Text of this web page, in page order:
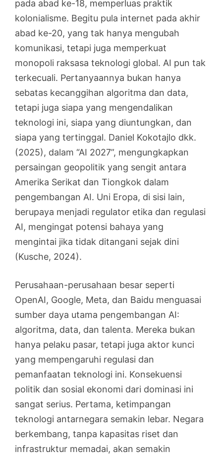
pada abad ke-18, memperluas praktik
kolonialisme. Begitu pula internet pada akhir
abad ke-20, yang tak hanya mengubah
komunikasi, tetapi juga memperkuat
monopoli raksasa teknologi global. AI pun tak
terkecuali. Pertanyaannya bukan hanya
sebatas kecanggihan algoritma dan data,
tetapi juga siapa yang mengendalikan
teknologi ini, siapa yang diuntungkan, dan
siapa yang tertinggal. Daniel Kokotajlo dkk.
(2025), dalam “AI 2027”, mengungkapkan
persaingan geopolitik yang sengit antara
Amerika Serikat dan Tiongkok dalam
pengembangan AI. Uni Eropa, di sisi lain,
berupaya menjadi regulator etika dan regulasi
AI, mengingat potensi bahaya yang
mengintai jika tidak ditangani sejak dini
(Kusche, 2024).
Perusahaan-perusahaan besar seperti
OpenAI, Google, Meta, dan Baidu menguasai
sumber daya utama pengembangan AI:
algoritma, data, dan talenta. Mereka bukan
hanya pelaku pasar, tetapi juga aktor kunci
yang mempengaruhi regulasi dan
pemanfaatan teknologi ini. Konsekuensi
politik dan sosial ekonomi dari dominasi ini
sangat serius. Pertama, ketimpangan
teknologi antarnegara semakin lebar. Negara
berkembang, tanpa kapasitas riset dan
infrastruktur memadai, akan semakin